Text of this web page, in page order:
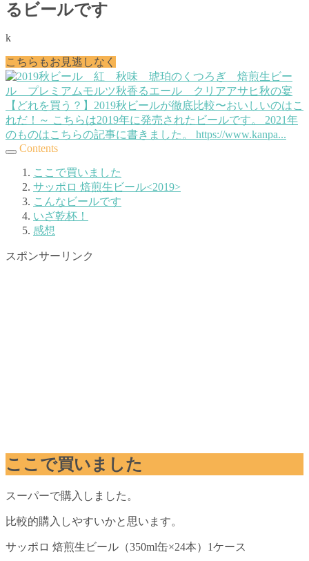
るビールです
k
こちらもお見逃しなく
【どれを買う？】2019秋ビールが徹底比較〜おいしいのはこ
れだ！～ こちらは2019年に発売されたビールです。 2021年
のものはこちらの記事に書きました。 https://www.kanpa...
Contents
ここで買いました
サッポロ 焙煎生ビール<2019>
こんなビールです
いざ乾杯！
感想
スポンサーリンク
ここで買いました
スーパーで購入しました。
比較的購入しやすいかと思います。
サッポロ 焙煎生ビール（350ml缶×24本）1ケース